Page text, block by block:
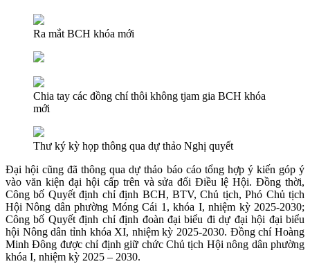
Ra mắt BCH khóa mới
Chia tay các đồng chí thôi không tjam gia BCH khóa
mới
Thư ký kỳ họp thông qua dự thảo Nghị quyết
Đại hội cũng đã thông qua dự thảo báo cáo tổng hợp ý kiến góp ý
vào văn kiện đại hội cấp trên và sửa đổi Điều lệ Hội. Đồng thời,
Công bố Quyết định chỉ định BCH, BTV, Chủ tịch, Phó Chủ tịch
Hội Nông dân phường Móng Cái 1, khóa I, nhiệm kỳ 2025-2030;
Công bố Quyết định chỉ định đoàn đại biểu đi dự đại hội đại biểu
hội Nông dân tỉnh khóa XI, nhiệm kỳ 2025-2030. Đồng chí Hoàng
Minh Đông được chỉ định giữ chức Chủ tịch Hội nông dân phường
khóa I, nhiệm kỳ 2025 – 2030.